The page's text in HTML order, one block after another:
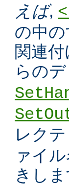
えば,
の中
関連
らの
レク
ァイ
きしま